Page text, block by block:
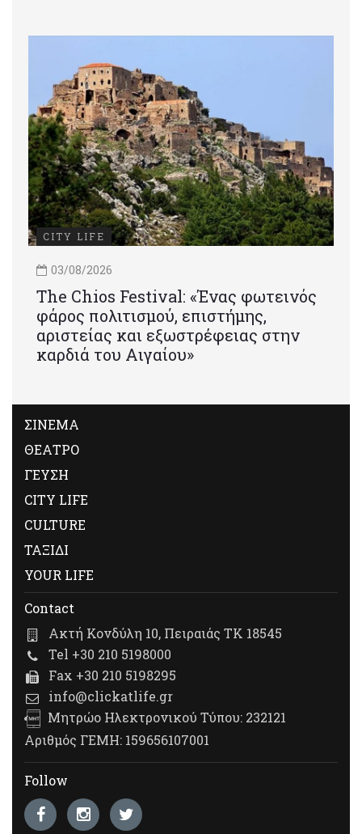
CITY LIFE
03/08/2026
Τhe Chios Festival: «Ένας φωτεινός
φάρος πολιτισμού, επιστήμης,
αριστείας και εξωστρέφειας στην
καρδιά του Αιγαίου»
ΣΙΝΕΜΑ
ΘΕΑΤΡΟ
ΓΕΥΣΗ
CITY LIFE
CULTURE
ΤΑΞΙΔΙ
YOUR LIFE
Contact
Ακτή Κονδύλη 10, Πειραιάς ΤΚ 18545
Tel +30 210 5198000
Fax +30 210 5198295
info@clickatlife.gr
Μητρώο Ηλεκτρονικού Τύπου: 232121
Αριθμός ΓΕΜΗ: 159656107001
Follow